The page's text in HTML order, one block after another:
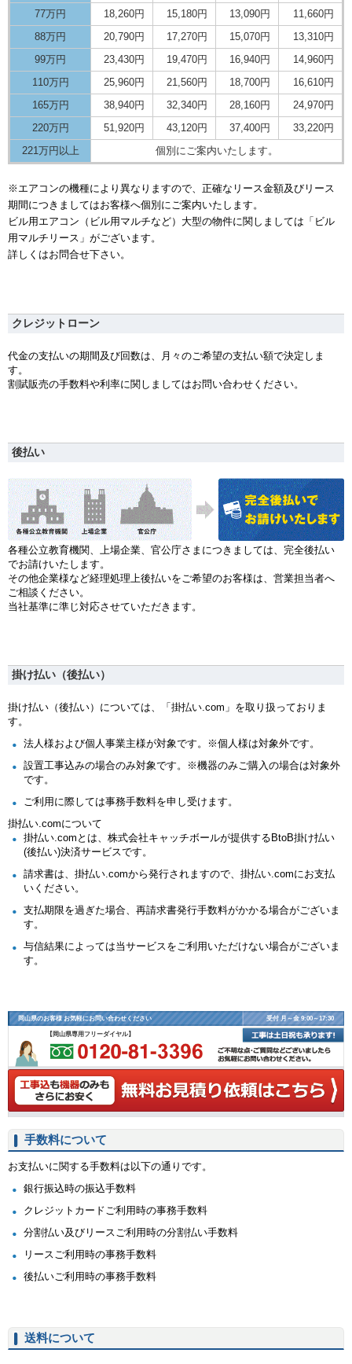
77万円 18,260円 15,180円 13,090円
11,660円
88万円
20,790円 17,270円 15,070円
13,310円
99万円
23,430円 19,470円 16,940円
14,960円
110万円
25,960円 21,560円 18,700円
16,610円
165万円
38,940円 32,340円 28,160円
24,970円
220万円
51,920円 43,120円 37,400円
33,220円
221万円以上
個別にご案内いたします。
※エアコンの機種により異なりますので、正確なリース金額及びリース
期間につきましてはお客様へ個別にご案内いたします。
ビル用エアコン（ビル用マルチなど）大型の物件に関しましては「ビル
用マルチリース」がございます。
詳しくはお問合せ下さい。
クレジットローン
代金の支払いの期間及び回数は、月々のご希望の支払い額で決定しま
す。
割賦販売の手数料や利率に関しましてはお問い合わせください。
後払い
各種公立教育機関、上場企業、官公庁さまにつきましては、完全後払い
でお請けいたします。
その他企業様など経理処理上後払いをご希望のお客様は、営業担当者へ
ご相談ください。
当社基準に準じ対応させていただきます。
掛け払い（後払い）
掛け払い（後払い）については、「掛払い.com」を取り扱っておりま
す。
法人様および個人事業主様が対象です。※個人様は対象外です。
設置工事込みの場合のみ対象です。※機器のみご購入の場合は対象外
です。
ご利用に際しては事務手数料を申し受けます。
掛払い.comについて
掛払い.comとは、株式会社キャッチボールが提供するBtoB掛け払い
(後払い)決済サービスです。
請求書は、掛払い.comから発行されますので、掛払い.comにお支払
いください。
支払期限を過ぎた場合、再請求書発行手数料がかかる場合がございま
す。
与信結果によっては当サービスをご利用いただけない場合がございま
す。
岡山県のお客様 お気軽にお問い合わせください 受付 月～金 9:00～17:30
【岡山県専用フリーダイヤル】
手数料について
お支払いに関する手数料は以下の通りです。
銀行振込時の振込手数料
クレジットカードご利用時の事務手数料
分割払い及びリースご利用時の分割払い手数料
リースご利用時の事務手数料
後払いご利用時の事務手数料
送料について